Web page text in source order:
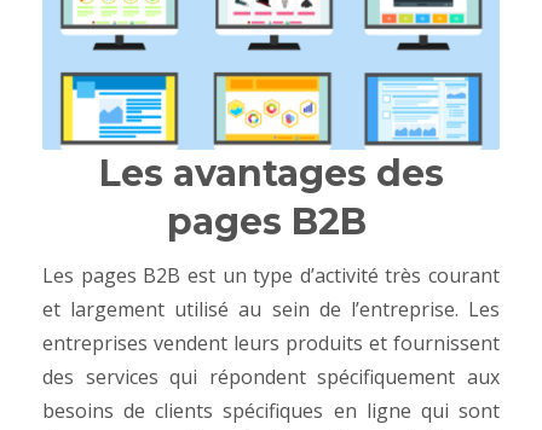
Les avantages des
pages B2B
Les pages B2B est un type d’activité très courant
et largement utilisé au sein de l’entreprise. Les
entreprises vendent leurs produits et fournissent
des services qui répondent spécifiquement aux
besoins de clients spécifiques en ligne qui sont